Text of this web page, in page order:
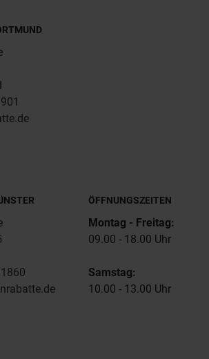
ÖFFNUNGSZEITEN
Montag - Freitag:
09.00 - 18.00 Uhr
Samstag:
10.00 - 13.00 Uhr